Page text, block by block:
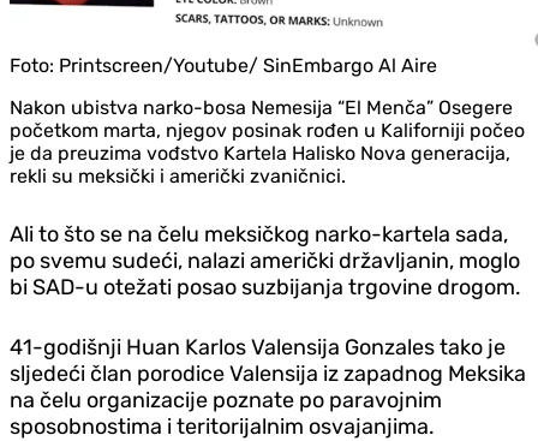
Foto: Printscreen/Youtube/ SinEmbargo Al Aire
Nakon ubistva narko-bosa Nemesija “El Menča” Osegere
početkom marta, njegov posinak rođen u Kaliforniji počeo
je da preuzima vođstvo Kartela Halisko Nova generacija,
rekli su meksički i američki zvaničnici.
Ali to što se na čelu meksičkog narko-kartela sada,
po svemu sudeći, nalazi američki državljanin, moglo
bi SAD-u otežati posao suzbijanja trgovine drogom.
41-godišnji Huan Karlos Valensija Gonzales tako je
sljedeći član porodice Valensija iz zapadnog Meksika
na čelu organizacije poznate po paravojnim
sposobnostima i teritorijalnim osvajanjima.